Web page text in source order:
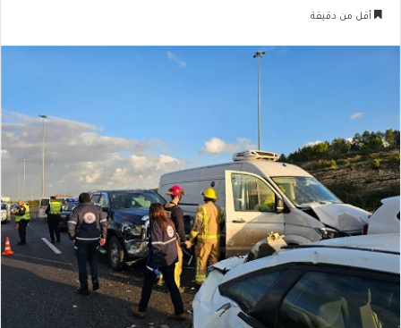
أقل من دقيقة